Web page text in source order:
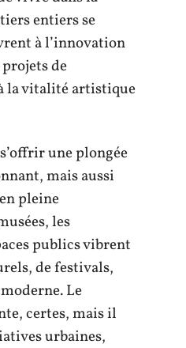
entiers se
à l’innovation
de
la vitalité artistique
une plongée
mais aussi
pleine
les
publics vibrent
de festivals,
Le
certes, mais il
urbaines,